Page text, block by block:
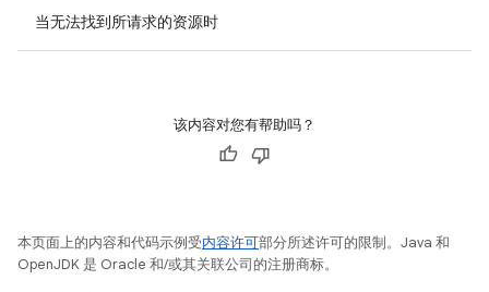
当无法找到所请求的资源时
该内容对您有帮助吗？
本页面上的内容和代码示例受内容许可部分所述许可的限制。Java 和
OpenJDK 是 Oracle 和/或其关联公司的注册商标。